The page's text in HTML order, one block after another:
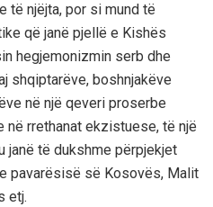
të njëjta, por si mund të
që janë pjellë e Kishës
hegjemonizmin serb dhe
shqiptarëve, boshnjakëve
në një qeveri proserbe
në rrethanat ekzistuese, të një
janë të dukshme përpjekjet
pavarësisë së Kosovës, Malit
etj.